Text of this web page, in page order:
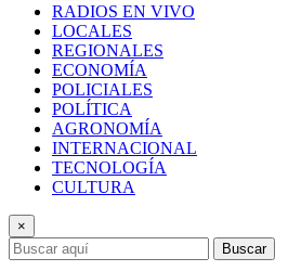
RADIOS EN VIVO
LOCALES
REGIONALES
ECONOMÍA
POLICIALES
POLÍTICA
AGRONOMÍA
INTERNACIONAL
TECNOLOGÍA
CULTURA
×
Buscar